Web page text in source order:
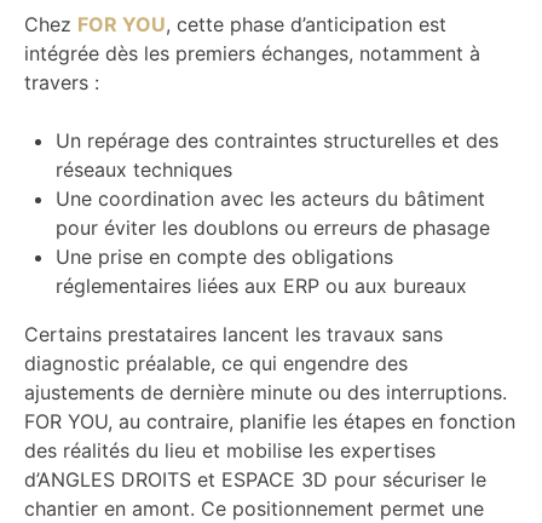
Chez FOR YOU, cette phase d’anticipation est
intégrée dès les premiers échanges, notamment à
travers :
Un repérage des contraintes structurelles et des
réseaux techniques
Une coordination avec les acteurs du bâtiment
pour éviter les doublons ou erreurs de phasage
Une prise en compte des obligations
réglementaires liées aux ERP ou aux bureaux
Certains prestataires lancent les travaux sans
diagnostic préalable, ce qui engendre des
ajustements de dernière minute ou des interruptions.
FOR YOU, au contraire, planifie les étapes en fonction
des réalités du lieu et mobilise les expertises
d’ANGLES DROITS et ESPACE 3D pour sécuriser le
chantier en amont. Ce positionnement permet une